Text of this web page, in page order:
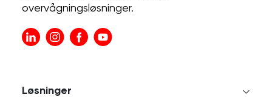
overvågningsløsninger.
Løsninger